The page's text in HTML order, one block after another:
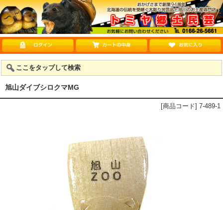
ここをタップして検索
旭山ダイブシロクマMG
[商品コード] 7-489-1